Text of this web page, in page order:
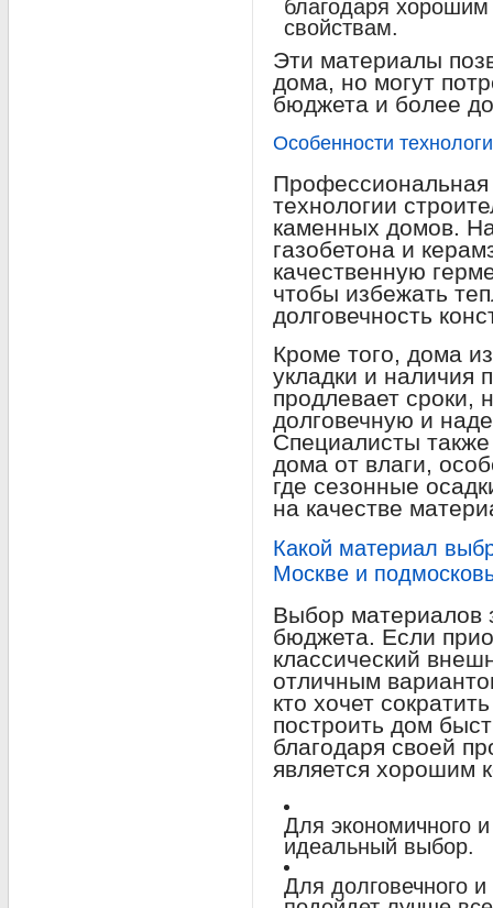
благодаря
свойствам.
Эти материалы
дома, но могут
бюджета и более
Особенности
технологии
каменных домов.
газобетона и
качественную
чтобы избежать
долговечность
Кроме того, дома
укладки и наличия
продлевает сроки,
долговечную и
Специалисты
дома от влаги,
где сезонные
на качестве
Какой материал
Москве и
Выбор материалов
бюджета. Если
классический
отличным
кто хочет
построить дом
благодаря своей
является хорошим
Для экономичного
идеальный выбор.
Для долговечного и